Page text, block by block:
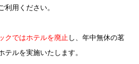
利用ください。
クではホテルを廃止 し、年中無休の茗
テルを実施いたします。